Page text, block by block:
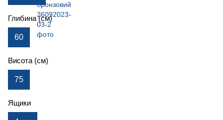
Глибина (см)
60
Висота (см)
75
Ящики